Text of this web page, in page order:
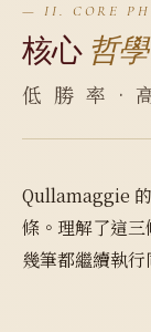
— II. CORE
核心 哲學
低 勝 率 ·
Qullamaggie
條。理解了這
幾筆都繼續執行